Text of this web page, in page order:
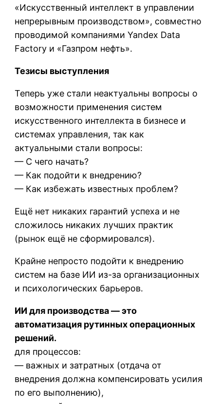
«Искусственный интеллект в управлении
непрерывным производством», совместно
проводимой компаниями Yandex Data
Factory и «Газпром нефть».
Тезисы выступления
Теперь уже стали неактуальны вопросы о
возможности применения систем
искусственного интеллекта в бизнесе и
системах управления, так как
актуальными стали вопросы:
— С чего начать?
— Как подойти к внедрению?
— Как избежать известных проблем?
Ещё нет никаких гарантий успеха и не
сложилось никаких лучших практик
(рынок ещё не сформировался).
Крайне непросто подойти к внедрению
систем на базе ИИ из-за организационных
и психологических барьеров.
ИИ для производства — это
автоматизация рутинных операционных
решений.
для процессов:
— важных и затратных (отдача от
внедрения должна компенсировать усилия
по его выполнению),